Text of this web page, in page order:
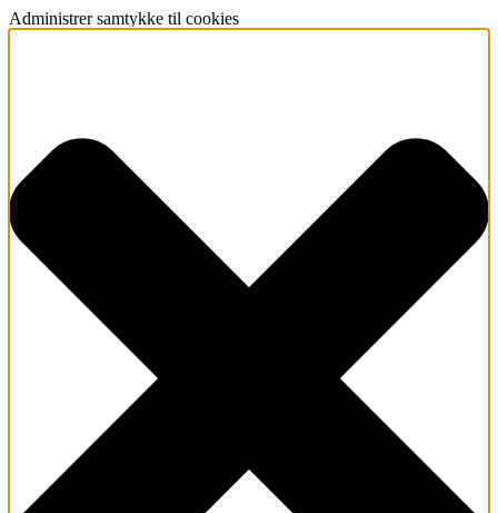
Administrer samtykke til cookies